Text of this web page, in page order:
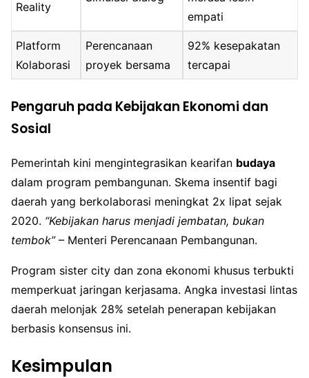
Reality
empati
Platform
Kolaborasi
Perencanaan
proyek bersama
92% kesepakatan
tercapai
Pengaruh pada Kebijakan Ekonomi dan
Sosial
Pemerintah kini mengintegrasikan kearifan budaya
dalam program pembangunan. Skema insentif bagi
daerah yang berkolaborasi meningkat 2x lipat sejak
2020. “Kebijakan harus menjadi jembatan, bukan
tembok”– Menteri Perencanaan Pembangunan.
Program sister city dan zona ekonomi khusus terbukti
memperkuat jaringan kerjasama. Angka investasi lintas
daerah melonjak 28% setelah penerapan kebijakan
berbasis konsensus ini.
Kesimpulan